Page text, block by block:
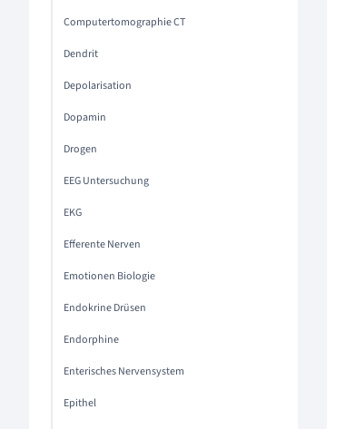
Computertomographie CT
Dendrit
Depolarisation
Dopamin
Drogen
EEG Untersuchung
EKG
Efferente Nerven
Emotionen Biologie
Endokrine Drüsen
Endorphine
Enterisches Nervensystem
Epithel